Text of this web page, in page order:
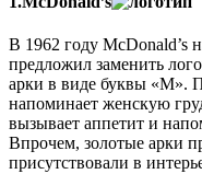
В 1962 году McDonald’s
предложил заменить
арки в виде буквы «М».
напоминает женскую
вызывает аппетит и
Впрочем, золотые арки
присутствовали в